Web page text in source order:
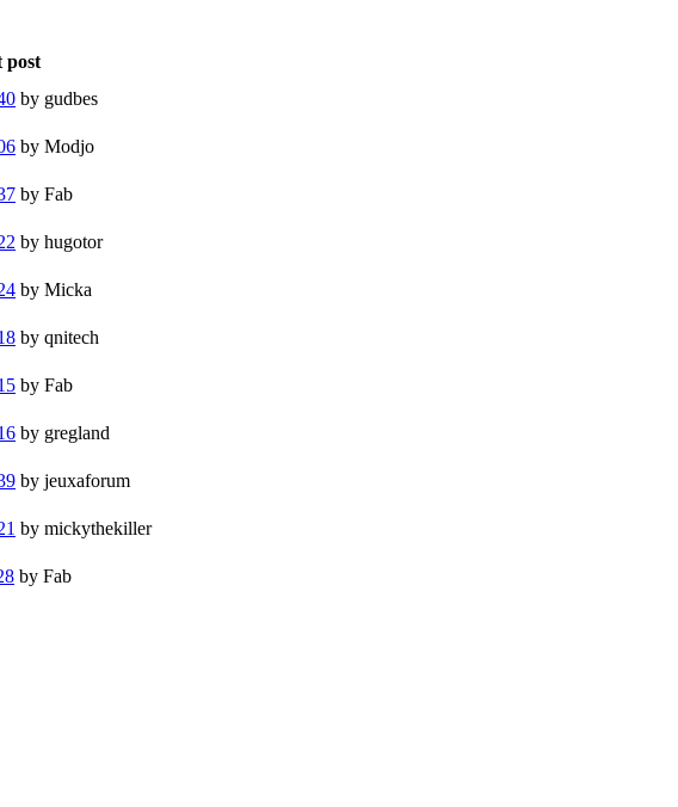
post
by gudbes
by Modjo
by Fab
by hugotor
by Micka
by qnitech
by Fab
by gregland
by jeuxaforum
by mickythekiller
by Fab